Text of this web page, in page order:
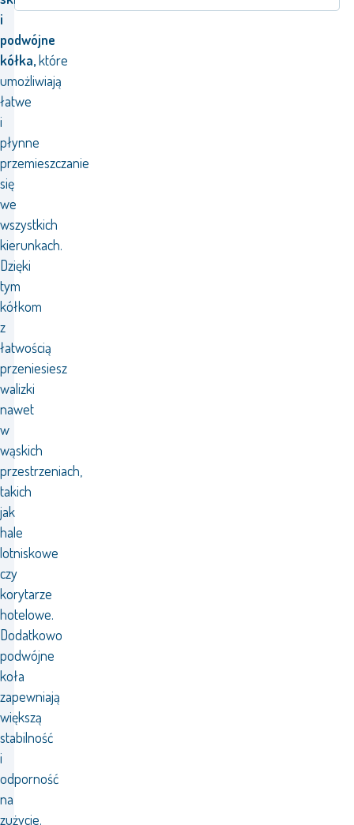
i
podwójne
kółka,które
umożliwiają
łatwe
i
płynne
przemieszczanie
się
we
wszystkich
kierunkach.
Dzięki
tym
kółkom
z
łatwością
przeniesiesz
walizki
nawet
w
wąskich
przestrzeniach,
takich
jak
hale
lotniskowe
czy
korytarze
hotelowe.
Dodatkowo
podwójne
koła
zapewniają
większą
stabilność
i
odporność
na
zużycie.